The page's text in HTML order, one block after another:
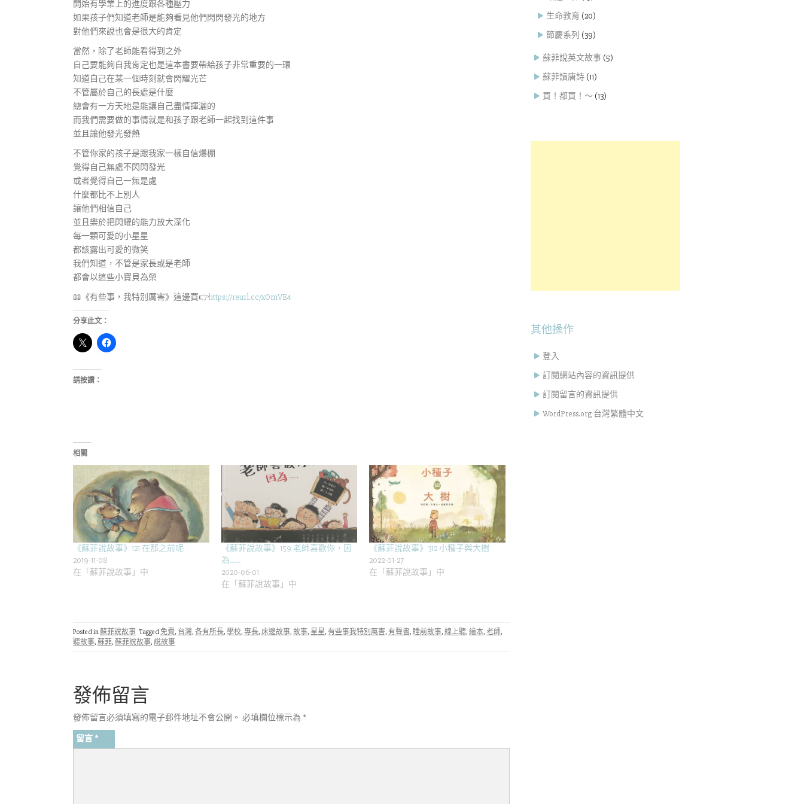
開始有學業上的進度跟各種壓力
如果孩子們知道老師是能夠看見他們閃閃發光的地方
對他們來說也會是很大的肯定
當然，除了老師能看得到之外
自己要能夠自我肯定也是這本書要帶給孩子非常重要的一環
知道自己在某一個時刻就會閃耀光芒
不管屬於自己的長處是什麼
總會有一方天地是能讓自己盡情揮灑的
而我們需要做的事情就是和孩子跟老師一起找到這件事
並且讓他發光發熱
不管你家的孩子是跟我家一樣自信爆棚
覺得自己無處不閃閃發光
或者覺得自己一無是處
什麼都比不上別人
讓他們相信自己
並且樂於把閃耀的能力放大深化
每一顆可愛的小星星
都該露出可愛的微笑
我們知道，不管是家長或是老師
都會以這些小寶貝為榮
📖《有些事，我特別厲害》這邊買👉https://reurl.cc/xOmVE4
分享此文：
請按讚：
相關
《蘇菲說故事》121 在那之前呢
2019-11-08
在「蘇菲說故事」中
《蘇菲說故事》159 老師喜歡你，因
為……
2020-06-01
在「蘇菲說故事」中
《蘇菲說故事》312 小種子與大樹
2022-01-27
在「蘇菲說故事」中
Posted in蘇菲說故事 Tagged 免費, 台灣, 各有所長, 學校, 專長, 床邊故事, 故事, 星星, 有些事我特別厲害, 有聲書, 睡前故事, 線上聽, 繪本, 老師,
聽故事, 蘇菲, 蘇菲說故事, 說故事
發佈留言
發佈留言必須填寫的電子郵件地址不會公開。 必填欄位標示為 *
留言 *
生命教育 (20)
節慶系列 (39)
蘇菲說英文故事 (5)
蘇菲讀唐詩 (11)
買！都買！～ (13)
其他操作
登入
訂閱網站內容的資訊提供
訂閱留言的資訊提供
WordPress.org 台灣繁體中文